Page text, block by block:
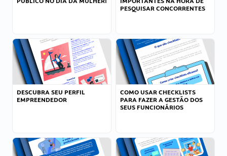
PESQUISAR CONCORRENTES
DESCUBRA SEU PERFIL
EMPREENDEDOR
COMO USAR CHECKLISTS
PARA FAZER A GESTÃO DOS
SEUS FUNCIONÁRIOS